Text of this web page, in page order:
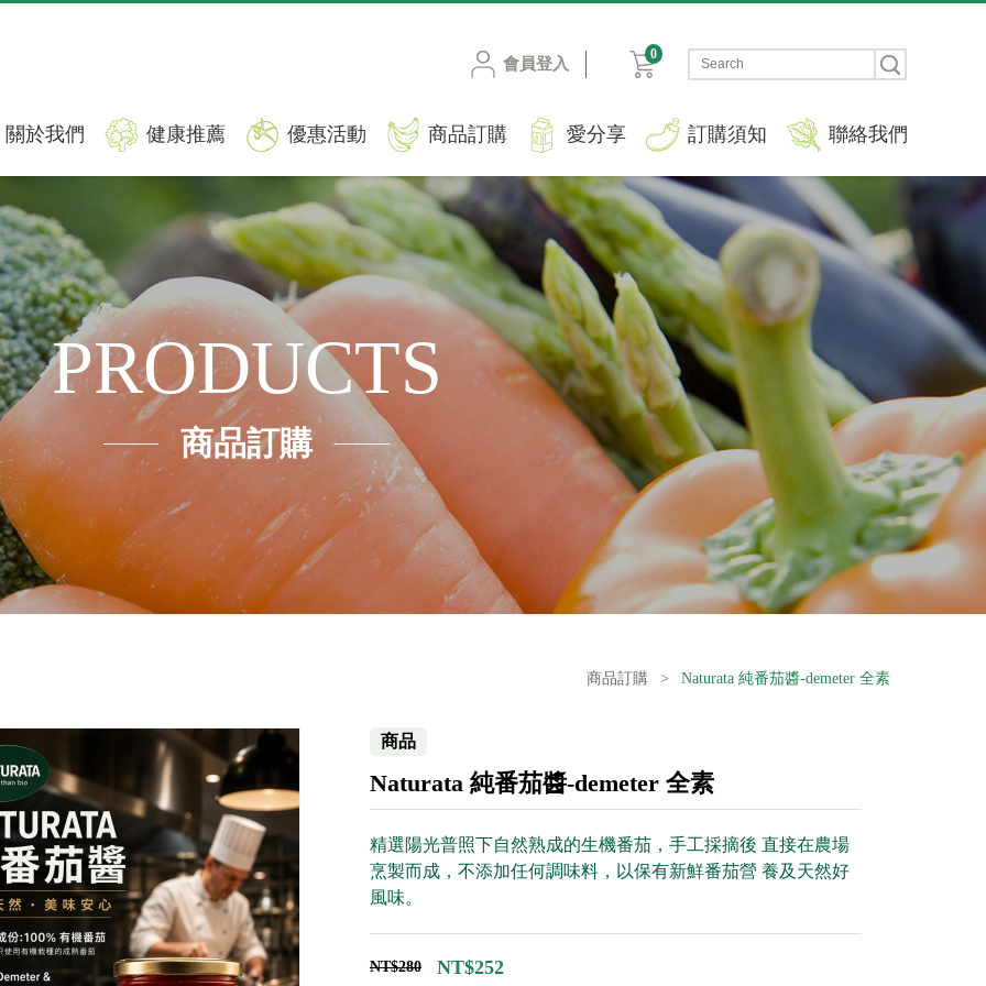
會員登入
0
關於我們 健康推薦 優惠活動 商品訂購 愛分享 訂購須知 聯絡我們
PRODUCTS
商品訂購
商品訂購 > Naturata 純番茄醬-demeter 全素
商品
Naturata 純番茄醬-demeter 全素
精選陽光普照下自然熟成的生機番茄，手工採摘後 直接在農場
烹製而成，不添加任何調味料，以保有新鮮番茄營 養及天然好
風味。
NT$280 NT$252